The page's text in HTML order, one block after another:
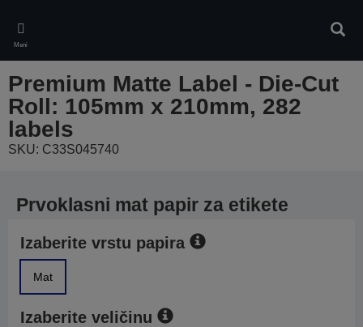
main
content
Meni
Premium Matte Label - Die-Cut
Roll: 105mm x 210mm, 282
labels
SKU: C33S045740
Prvoklasni mat papir za etikete
Izaberite vrstu papira
Mat
Izaberite veličinu